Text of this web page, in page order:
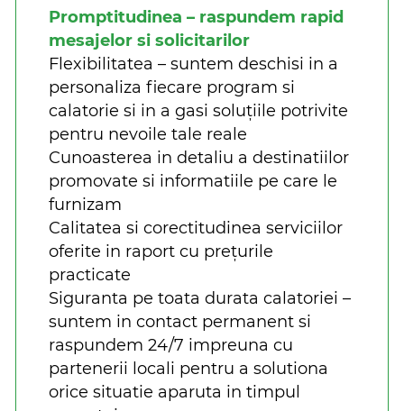
Promptitudinea – raspundem rapid
mesajelor si solicitarilor
Flexibilitatea – suntem deschisi in a
personaliza fiecare program si
calatorie si in a gasi soluțiile potrivite
pentru nevoile tale reale
Cunoasterea in detaliu a destinatiilor
promovate si informatiile pe care le
furnizam
Calitatea si corectitudinea serviciilor
oferite in raport cu prețurile
practicate
Siguranta pe toata durata calatoriei –
suntem in contact permanent si
raspundem 24/7 impreuna cu
partenerii locali pentru a solutiona
orice situatie aparuta in timpul